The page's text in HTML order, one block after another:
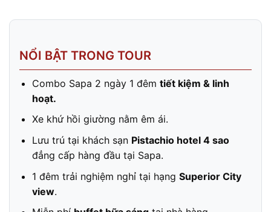
NỔI BẬT TRONG TOUR
Combo Sapa 2 ngày 1 đêm tiết kiệm & linh
hoạt.
Xe khứ hồi giường nằm êm ái.
Lưu trú tại khách sạn Pistachio hotel 4 sao
đẳng cấp hàng đầu tại Sapa.
1 đêm trải nghiệm nghỉ tại hạng Superior City
view.